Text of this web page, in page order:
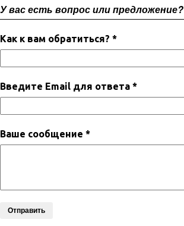
У вас есть вопрос или предложение?
Как к вам обратиться? *
Введите Email для ответа *
Ваше сообщение *
Отправить